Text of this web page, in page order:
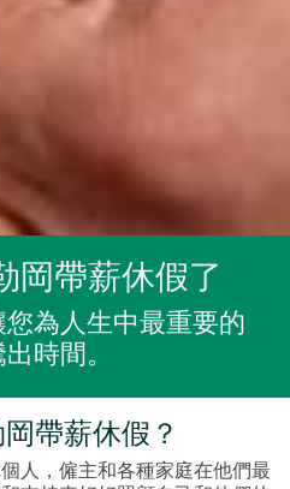
岡帶薪休假了
為人生中最重要的
時間。
帶薪休假？
人，僱主和各種家庭在他們最